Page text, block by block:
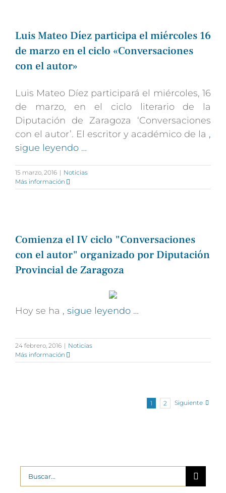
Luis Mateo Díez participa el miércoles 16
de marzo en el ciclo «Conversaciones
con el autor»
Luis Mateo Díez participará el miércoles, 16
de marzo, en el ciclo literario de la
Diputación de Zaragoza ‘Conversaciones
con el autor’. El escritor y académico de la ,
sigue leyendo …
15 marzo, 2016 | Noticias
Más información
Comienza el IV ciclo "Conversaciones
con el autor" organizado por Diputación
Provincial de Zaragoza
Hoy se ha , sigue leyendo …
24 febrero, 2016 | Noticias
Más información
1 2 Siguiente
Buscar: